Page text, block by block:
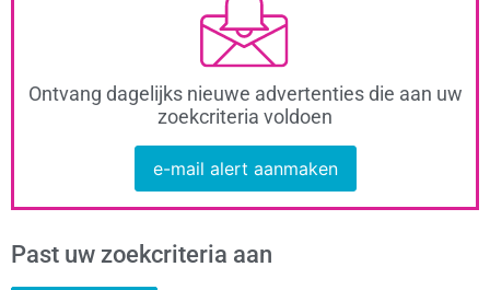
Ontvang dagelijks nieuwe advertenties die aan uw
zoekcriteria voldoen
e-mail alert aanmaken
Past uw zoekcriteria aan